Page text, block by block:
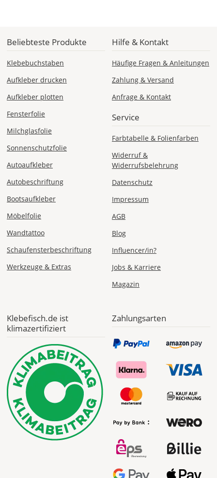
Beliebteste Produkte
Klebebuchstaben
Aufkleber drucken
Aufkleber plotten
Fensterfolie
Milchglasfolie
Sonnenschutzfolie
Autoaufkleber
Autobeschriftung
Bootsaufkleber
Möbelfolie
Wandtattoo
Schaufensterbeschriftung
Werkzeuge & Extras
Hilfe & Kontakt
Häufige Fragen & Anleitungen
Zahlung & Versand
Anfrage & Kontakt
Service
Farbtabelle & Folienfarben
Widerruf &
Widerrufsbelehrung
Datenschutz
Impressum
AGB
Blog
Influencer/in?
Jobs & Karriere
Magazin
Klebefisch.de ist
klimazertifiziert
Zahlungsarten